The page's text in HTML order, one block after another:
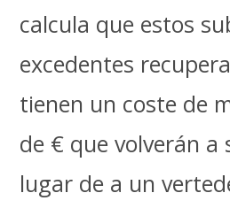
calcula que estos
excedentes
tienen un coste de
de € que volverán a
lugar de a un